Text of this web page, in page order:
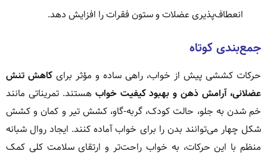
انعطاف‌پذیری عضلات و ستون فقرات را افزایش دهد.
جمع‌بندی کوتاه
حرکات کششی پیش از خواب، راهی ساده و مؤثر برای کاهش تنش
عضلانی، آرامش ذهن و بهبود کیفیت خواب هستند. تمریناتی مانند
خم شدن به جلو، حالت کودک، گربه-گاو، کشش تیر و کمان و کشش
شکل چهار می‌توانند بدن را برای خواب آماده کنند. ایجاد روال شبانه
منظم با این حرکات، به خواب راحت‌تر و ارتقای سلامت کلی کمک